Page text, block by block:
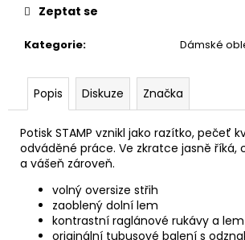
Kategorie: Dámské
Zeptat se
Popis Diskuze Značka
Potisk STAMP vznikl jako razítko, pečeť
odváděné práce. Ve zkratce jasně říká,
a vášeň zároveň.
volný oversize střih
zaoblený dolní lem
kontrastní raglánové rukávy a
originální tubusové balení s
CAFE
690
Kč